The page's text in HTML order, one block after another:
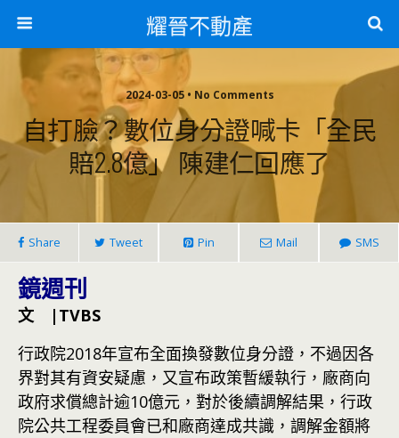
耀晉不動產
2024-03-05 • No Comments
自打臉？數位身分證喊卡「全民
賠2.8億」 陳建仁回應了
Share Tweet Pin Mail SMS
鏡週刊
文 |TVBS
行政院2018年宣布全面換發數位身分證，不過因各
界對其有資安疑慮，又宣布政策暫緩執行，廠商向
政府求償總計逾10億元，對於後續調解結果，行政
院公共工程委員會已和廠商達成共識，調解金額將